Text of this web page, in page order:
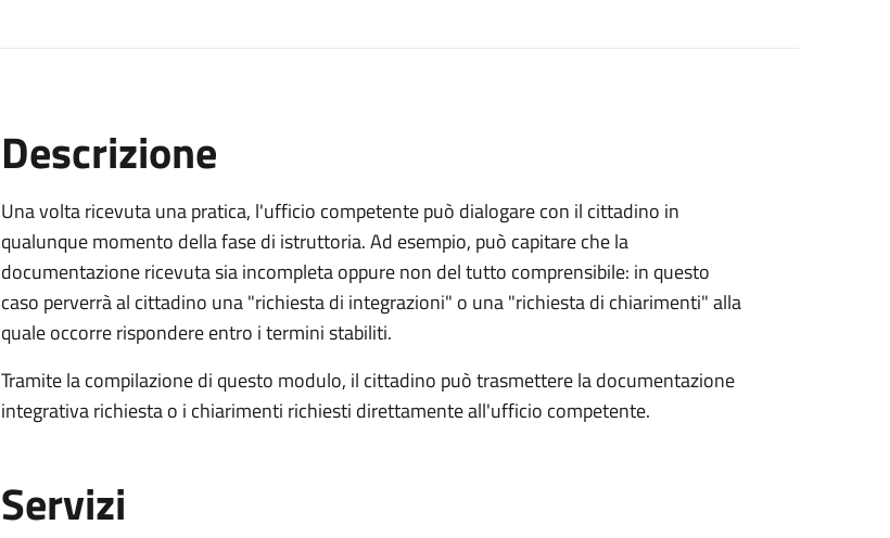
Descrizione
Una volta ricevuta una pratica, l'ufficio competente può dialogare con il cittadino in
qualunque momento della fase di istruttoria. Ad esempio, può capitare che la
documentazione ricevuta sia incompleta oppure non del tutto comprensibile: in questo
caso perverrà al cittadino una "richiesta di integrazioni" o una "richiesta di chiarimenti" alla
quale occorre rispondere entro i termini stabiliti.
Tramite la compilazione di questo modulo, il cittadino può trasmettere la documentazione
integrativa richiesta o i chiarimenti richiesti direttamente all'ufficio competente.
Servizi